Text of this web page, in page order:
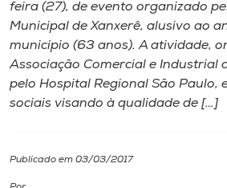
A
Unoesc
Internacionalização
feira (27), de evento organizado
Municipal de Xanxerê, alusivo ao
município (63 anos). A atividade,
Associação Comercial e Industrial
pelo Hospital Regional São Paulo,
sociais visando à qualidade de […]
Publicado em 03/03/2017